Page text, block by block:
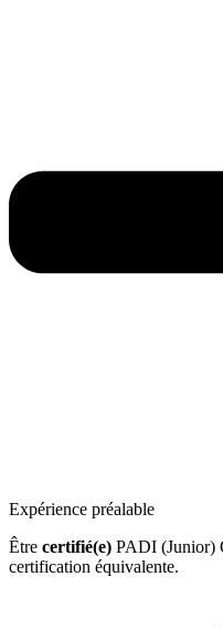
Expérience préalable
Être certifié(e) PADI (Junior)
certification équivalente.